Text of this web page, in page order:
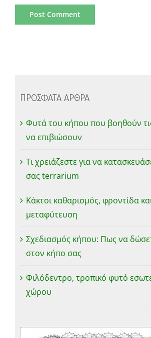
ΠΡΟΣΦΑΤΑ ΑΡΘΡΑ
Φυτά του κήπου που βοηθούν
να επιβιώσουν
Τι χρειάζεστε για να
σας terrarium
Κάκτοι καθαρισμός, φροντίδα
μεταφύτευση
Σχεδιασμός κήπου: Πως να
στον κήπο σας
Φιλόδεντρο, τροπικό φυτό
χώρου